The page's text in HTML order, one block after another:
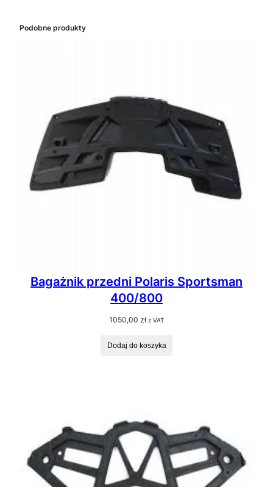
Podobne produkty
Bagażnik przedni Polaris Sportsman
400/800
1050,00 zł z VAT
Dodaj do koszyka